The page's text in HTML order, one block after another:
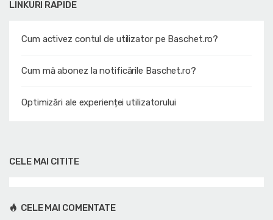
LINKURI RAPIDE
Cum activez contul de utilizator pe Baschet.ro?
Cum mă abonez la notificările Baschet.ro?
Optimizări ale experienței utilizatorului
CELE MAI CITITE
CELE MAI COMENTATE